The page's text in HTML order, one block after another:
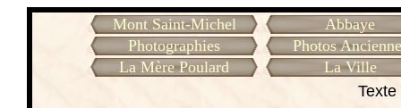
Mont Saint-Michel
Abbaye
Photographies
Photos
La Mère Poulard
La Ville